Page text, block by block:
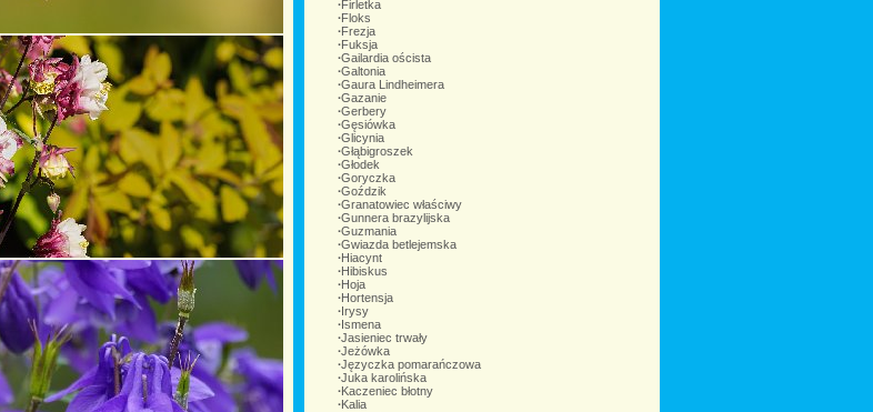
∙Firletka
∙Floks
∙Frezja
∙Fuksja
∙Gailardia oścista
∙Galtonia
∙Gaura Lindheimera
∙Gazanie
∙Gerbery
∙Gęsiówka
∙Glicynia
∙Głąbigroszek
∙Głodek
∙Goryczka
∙Goździk
∙Granatowiec właściwy
∙Gunnera brazylijska
∙Guzmania
∙Gwiazda betlejemska
∙Hiacynt
∙Hibiskus
∙Hoja
∙Hortensja
∙Irysy
∙Ismena
∙Jasieniec trwały
∙Jeżówka
∙Języczka pomarańczowa
∙Juka karolińska
∙Kaczeniec błotny
∙Kalia